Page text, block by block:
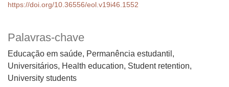
Palavras-chave
Educação em saúde, Permanência estudantil,
Universitários Health education, Student retention,
University students
https://doi.org/10.36556/eol.v19i46.1552